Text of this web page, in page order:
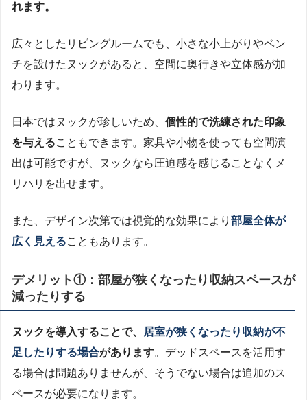
れます。
広々としたリビングルームでも、小さな小上がりやベン
チを設けたヌックがあると、空間に奥行きや立体感が加
わります。
日本ではヌックが珍しいため、 個性的で洗練された印象
を与えることもできます。家具や小物を使っても空間演
出は可能ですが、ヌックなら圧迫感を感じることなくメ
リハリを出せます。
また、デザイン次第では視覚的な効果により 部屋全体が
広く見えることもあります。
デメリット①：部屋が狭くなったり収納スペースが
減ったりする
ヌックを導入することで、
居室が狭くなったり収納が不
足したりする場合があります。デッドスペースを活用す
る場合は問題ありませんが、そうでない場合は追加のス
ペースが必要になります。